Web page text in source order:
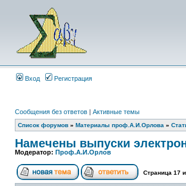
Вход Регистрация
Сообщения без ответов | Активные темы
Список форумов » Материалы проф.А.И.Орлова »
Намечены выпуски
Модератор: Проф.А.И.Орлов
Страница 17